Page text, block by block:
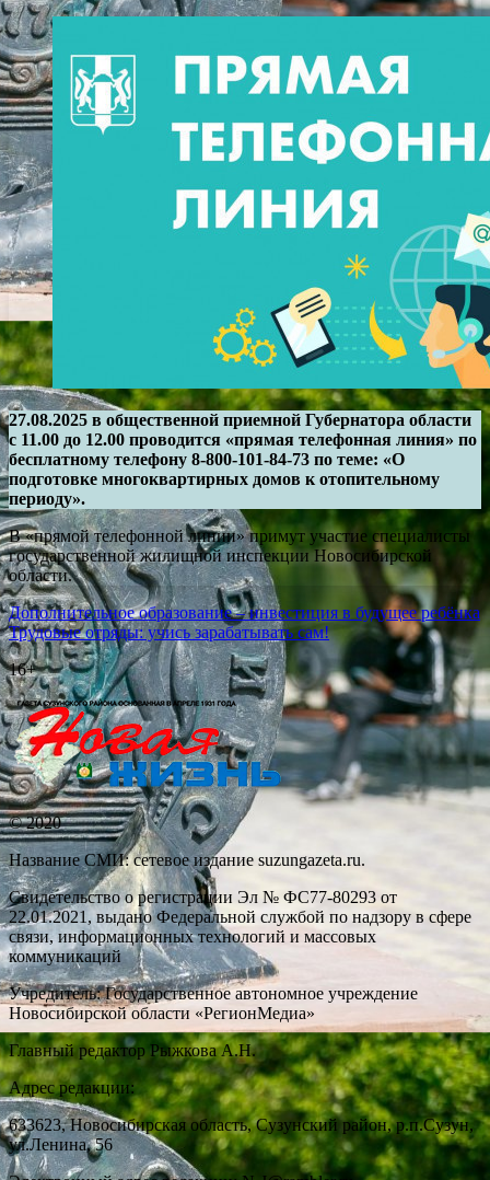
27.08.2025 в общественной приемной Губернатора области
с 11.00 до 12.00 проводится «прямая телефонная линия» по
бесплатному телефону 8-800-101-84-73 по теме: «О
подготовке многоквартирных домов к отопительному
периоду».
В «прямой телефонной линии» примут участие специалисты
государственной жилищной инспекции Новосибирской
области.
Навигация
по
записям
Дополнительное образование – инвестиция в будущее ребёнка
Трудовые отряды: учись зарабатывать сам!
16+
© 2020
Название СМИ: cетевое издание suzungazeta.ru.
Свидетельство о регистрации Эл № ФС77-80293 от
22.01.2021, выдано Федеральной службой по надзору в сфере
связи, информационных технологий и массовых
коммуникаций
Учредитель: Государственное автономное учреждение
Новосибирской области «РегионМедиа»
Главный редактор Рыжкова А.Н.
Адрес редакции:
633623, Новосибирская область, Сузунский район, р.п.Сузун,
ул.Ленина, 56